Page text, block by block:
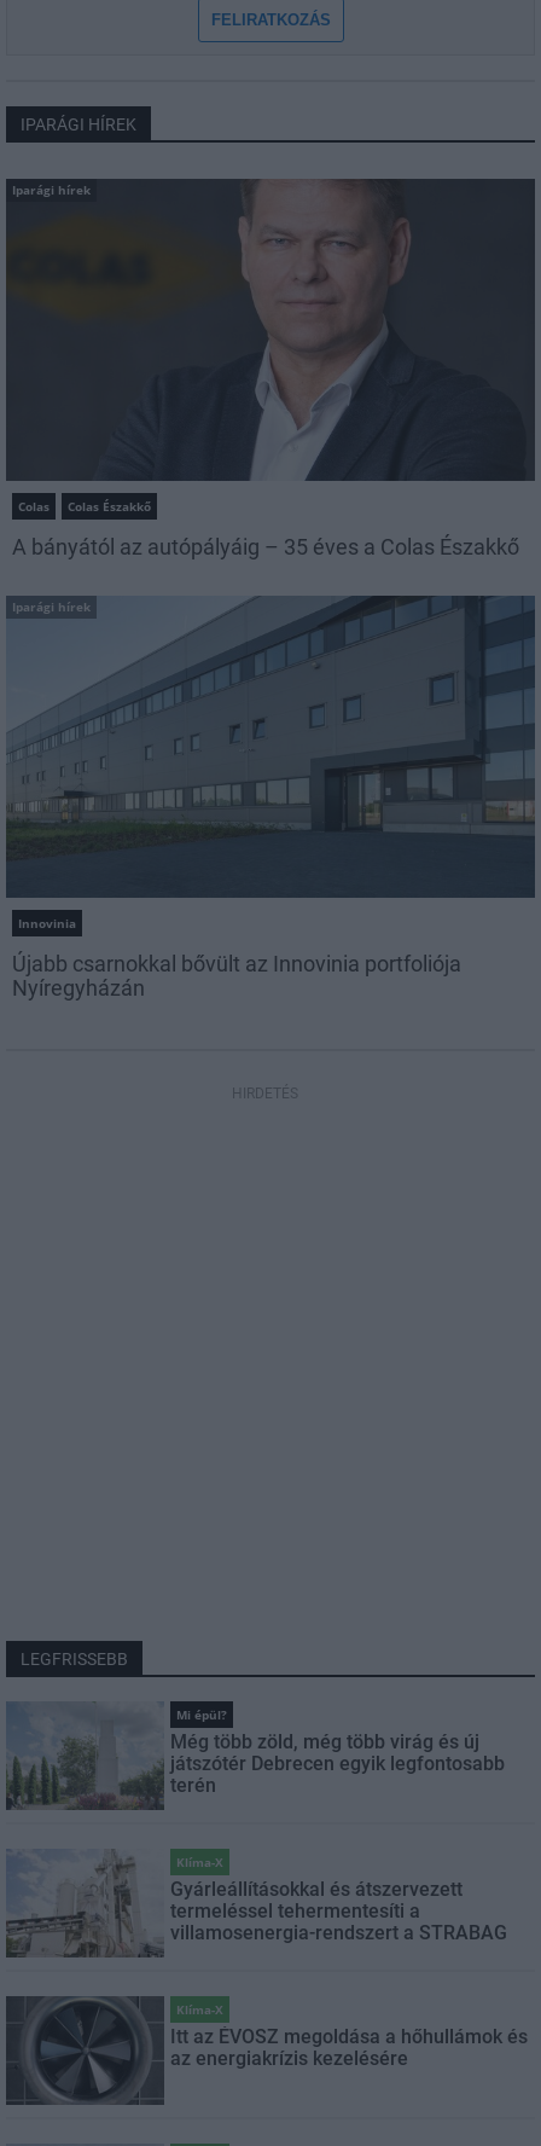
FELIRATKOZÁS
IPARÁGI HÍREK
Iparági hírek
Colas Colas Északkő
A bányától az autópályáig – 35 éves a Colas Északkő
Iparági hírek
Innovinia
Újabb csarnokkal bővült az Innovinia portfoliója
Nyíregyházán
HIRDETÉS
LEGFRISSEBB
Mi épül?
Még több zöld, még több virág és új
játszótér Debrecen egyik legfontosabb
terén
Klíma-X
Gyárleállításokkal és átszervezett
termeléssel tehermentesíti a
villamosenergia-rendszert a STRABAG
Klíma-X
Itt az ÉVOSZ megoldása a hőhullámok és
az energiakrízis kezelésére